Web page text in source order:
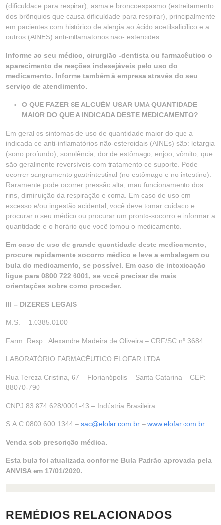
(dificuldade para respirar), asma e broncoespasmo (estreitamento
dos brônquios que causa dificuldade para respirar), principalmente
em pacientes com histórico de alergia ao ácido acetilsalicílico e a
outros (AINES) anti-inflamatórios não- esteroides.
Informe ao seu médico, cirurgião -dentista ou farmacêutico o
aparecimento de reações indesejáveis pelo uso do
medicamento. Informe também à empresa através do seu
serviço de atendimento.
O QUE FAZER SE ALGUÉM USAR UMA QUANTIDADE
MAIOR DO QUE A INDICADA DESTE MEDICAMENTO?
Em geral os sintomas de uso de quantidade maior do que a
indicada de anti-inflamatórios não-esteroidais (AINEs) são: letargia
(sono profundo), sonolência, dor de estômago, enjoo, vômito, que
são geralmente reversíveis com tratamento de suporte. Pode
ocorrer sangramento gastrintestinal (no estômago e no intestino).
Raramente pode ocorrer pressão alta, mau funcionamento dos
rins, diminuição da respiração e coma. Em caso de uso em
excesso e/ou ingestão acidental, você deve tomar cuidado e
procurar o seu médico ou procurar um pronto-socorro e informar a
quantidade e o horário que você tomou o medicamento.
Em caso de uso de grande quantidade deste medicamento,
procure rapidamente socorro médico e leve a embalagem ou
bula do medicamento, se possível. Em caso de intoxicação
ligue para 0800 722 6001, se você precisar de mais
orientações sobre como proceder.
III – DIZERES LEGAIS
M.S. – 1.0385.0100
Farm. Resp.: Alexandre Madeira de Oliveira – CRF/SC no 3684
LABORATÓRIO FARMACÊUTICO ELOFAR LTDA.
Rua Tereza Cristina, 67 – Florianópolis – Santa Catarina – CEP:
88070-790
CNPJ 83.874.628/0001-43 – Indústria Brasileira
S.A.C 0800 600 1344 – sac@elofar.com.br – www.elofar.com.br
Venda sob prescrição médica.
Esta bula foi atualizada conforme Bula Padrão aprovada pela
ANVISA em 17/01/2020.
REMÉDIOS RELACIONADOS